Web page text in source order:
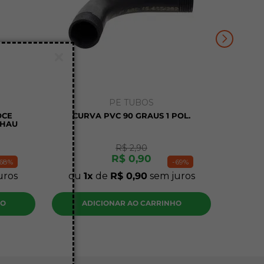
68% -69%
PE TUBOS
CURVA PVC 90 GRAUS 1 POL.
R$ 2,90
R$ 0,90
ou 1 de R$ 0,90 sem juros
ADICIONAR AO CARRINHO